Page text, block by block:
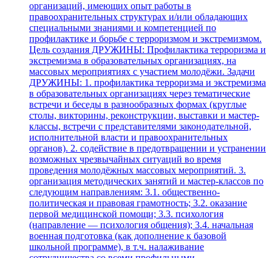
организаций, имеющих опыт работы в
правоохранительных структурах и/или обладающих
специальными знаниями и компетенцией по
профилактике и борьбе с терроризмом и экстремизмом.
Цель создания ДРУЖИНЫ: Профилактика терроризма и
экстремизма в образовательных организациях, на
массовых мероприятиях с участием молодёжи. Задачи
ДРУЖИНЫ: 1. профилактика терроризма и экстремизма
в образовательных организациях через тематические
встречи и беседы в разнообразных формах (круглые
столы, викторины, реконструкции, выставки и мастер-
классы, встречи с представителями законодательной,
исполнительной власти и правоохранительных
органов). 2. содействие в предотвращении и устранении
возможных чрезвычайных ситуаций во время
проведения молодёжных массовых мероприятий. 3.
организация методических занятий и мастер-классов по
следующим направлениям: 3.1. общественно-
политическая и правовая грамотность; 3.2. оказание
первой медицинской помощи; 3.3. психология
(направление — психология общения); 3.4. начальная
военная подготовка (как дополнение к базовой
школьной программе), в т.ч. налаживание